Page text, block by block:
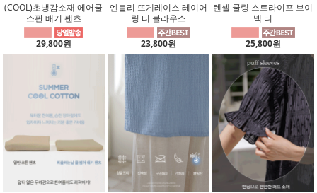
(COOL)초냉감소재 에어쿨
스판 배기 팬츠
29,800원
엔블리 뜨게레이스 레이어
링 티 블라우스
23,800원
텐셀 쿨링 스트라이프 브이
넥 티
25,800원